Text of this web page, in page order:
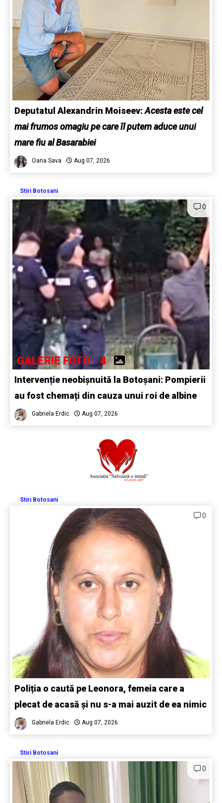
Deputatul Alexandrin Moiseev:Acesta este cel
mai frumos omagiu pe care îl putem aduce unui
mare fiu al Basarabiei
Oana Sava Aug 07, 2026
Stiri Botosani
0
GALERIE FOTO - 4
Intervenție neobișnuită la Botoșani: Pompierii
au fost chemați din cauza unui roi de albine
Gabriela Erdic Aug 07, 2026
Stiri Botosani
0
Poliția o caută pe Leonora, femeia care a
plecat de acasă și nu s-a mai auzit de ea nimic
Gabriela Erdic Aug 07, 2026
Stiri Botosani
0